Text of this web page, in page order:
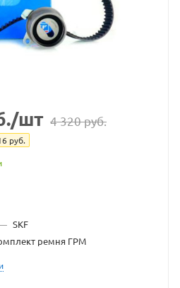
взят
с
https://
по
ссылке
владельца
сайта
/шт 4 320руб.
руб.
SKF
ремня ГРМ